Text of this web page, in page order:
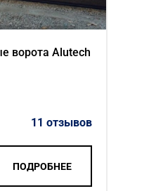
ворота Alutech
11 отзывов
ПОДРОБНЕЕ